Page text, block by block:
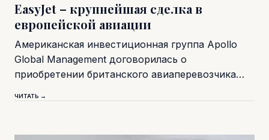
EasyJet – крупнейшая сделка в
европейской авиации
Американская инвестиционная группа Apollo
Global Management договорилась о
приобретении британского авиаперевозчика…
ЧИТАТЬ →